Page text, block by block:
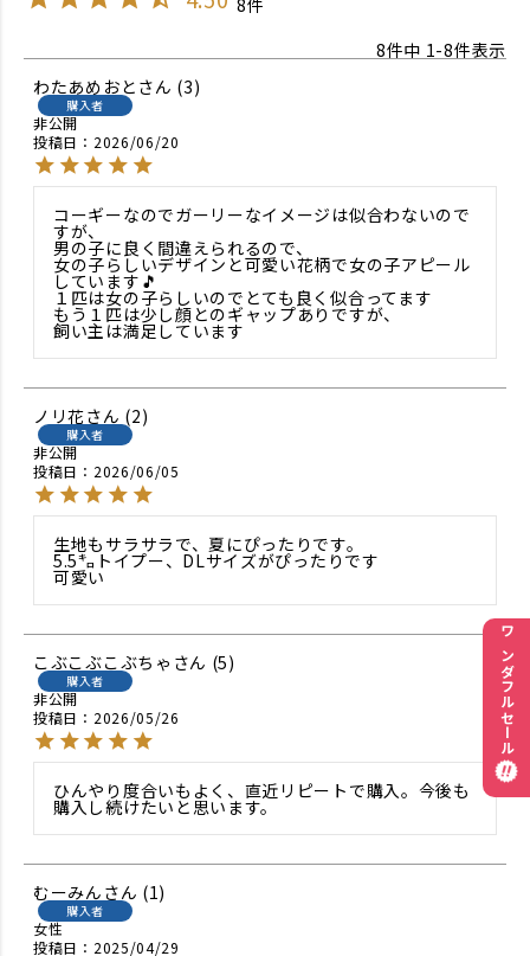
8
8件中 1-8件表示
わたあめおと
3
購入者
非公開
投稿日
2026/06/20
コーギーなのでガーリーなイメージは似合わないので
すが、
男の子に良く間違えられるので、
女の子らしいデザインと可愛い花柄で女の子アピール
しています🎵
１匹は女の子らしいのでとても良く似合ってます
もう１匹は少し顔とのギャップありですが、
飼い主は満足しています
ノリ花 2
購入者
非公開
投稿日
2026/06/05
生地もサラサラで、夏にぴったりです。
5.5㌔トイプー、DLサイズがぴったりです
可愛い
こぶこぶこぶちゃ 5
購入者
非公開
投稿日
2026/05/26
ひんやり度合いもよく、直近リピートで購入。今後も
購入し続けたいと思います。
むーみん 1
購入者
女性
投稿日
2025/04/29
ワンダフルセール